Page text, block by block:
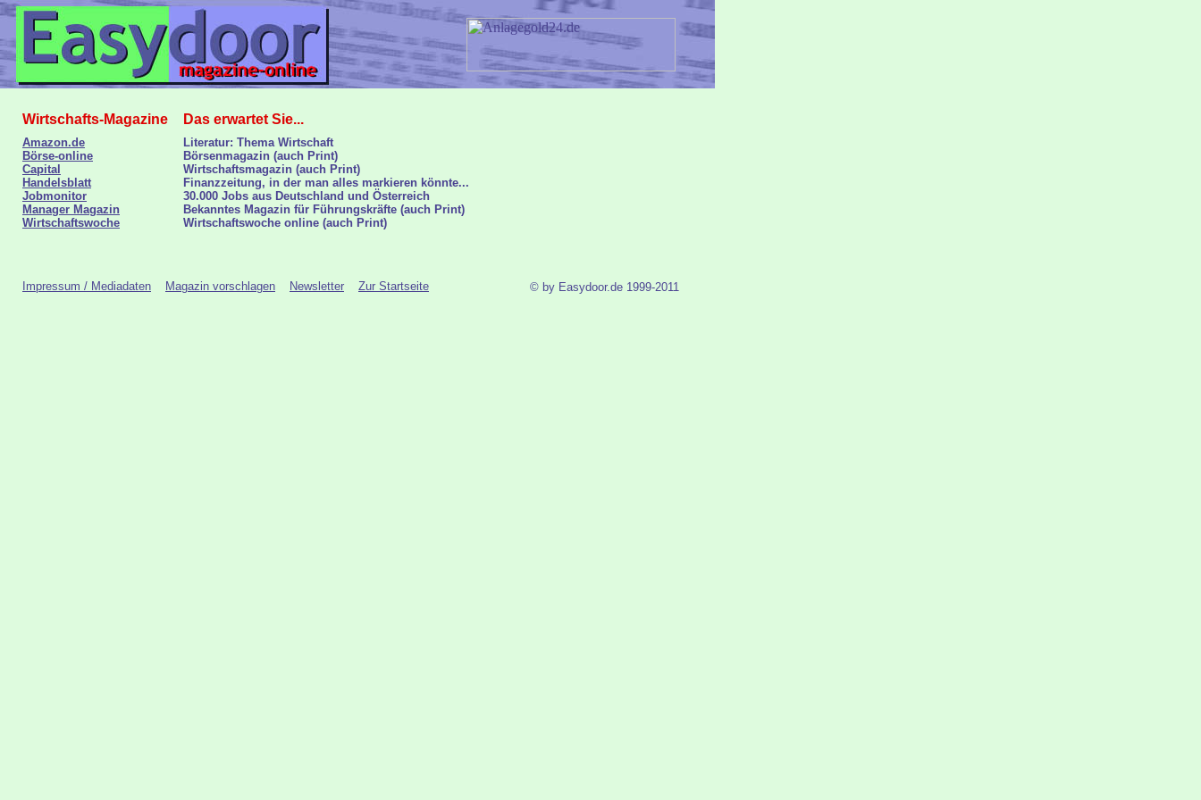
Wirtschafts-Magazine Das erwartet Sie...
Amazon.de
Literatur: Thema Wirtschaft
Börse-online
Börsenmagazin (auch Print)
Capital
Wirtschaftsmagazin (auch Print)
Handelsblatt
Finanzzeitung, in der man alles markieren könnte...
Jobmonitor
30.000 Jobs aus Deutschland und Österreich
Manager Magazin
Bekanntes Magazin für Führungskräfte (auch Print)
Wirtschaftswoche
Wirtschaftswoche online (auch Print)
Impressum / Mediadaten Magazin vorschlagen Newsletter Zur Startseite © by Easydoor.de 1999-2011